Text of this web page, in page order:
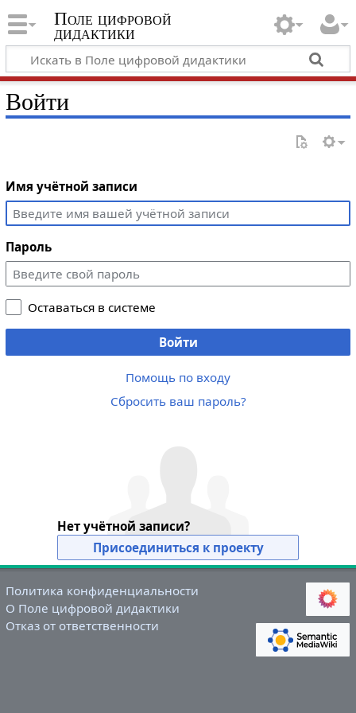
Поле цифровой
дидактики
Войти
Имя учётной записи
Пароль
Оставаться в системе
Войти
Помощь по входу
Сбросить ваш пароль?
Нет учётной записи?
Присоединиться к проекту
Политика конфиденциальности
О Поле цифровой дидактики
Отказ от ответственности